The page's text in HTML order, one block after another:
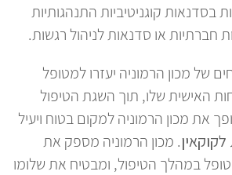
בסדנאות קוגניטיביות התנהגותיות
חברתיות או סדנאות לניהול רגשות.
של מכון הרמוניה יעזרו למטופל
האישית שלו, תוך השגת הטיפול
את מכון הרמוניה למקום בטוח ויעיל
. מכון הרמוניה מספק את
במהלך הטיפול, ומבטיח את שלומו